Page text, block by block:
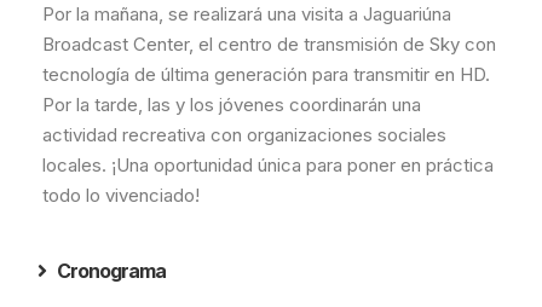
Por la mañana, se realizará una visita a Jaguariúna
Broadcast Center, el centro de transmisión de Sky con
tecnología de última generación para transmitir en HD.
Por la tarde, las y los jóvenes coordinarán una
actividad recreativa con organizaciones sociales
locales. ¡Una oportunidad única para poner en práctica
todo lo vivenciado!
Cronograma